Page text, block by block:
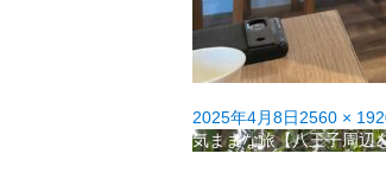
投
稿
2025年4月8日フ
ル
2560 ×
投
気ままな旅【八王子周